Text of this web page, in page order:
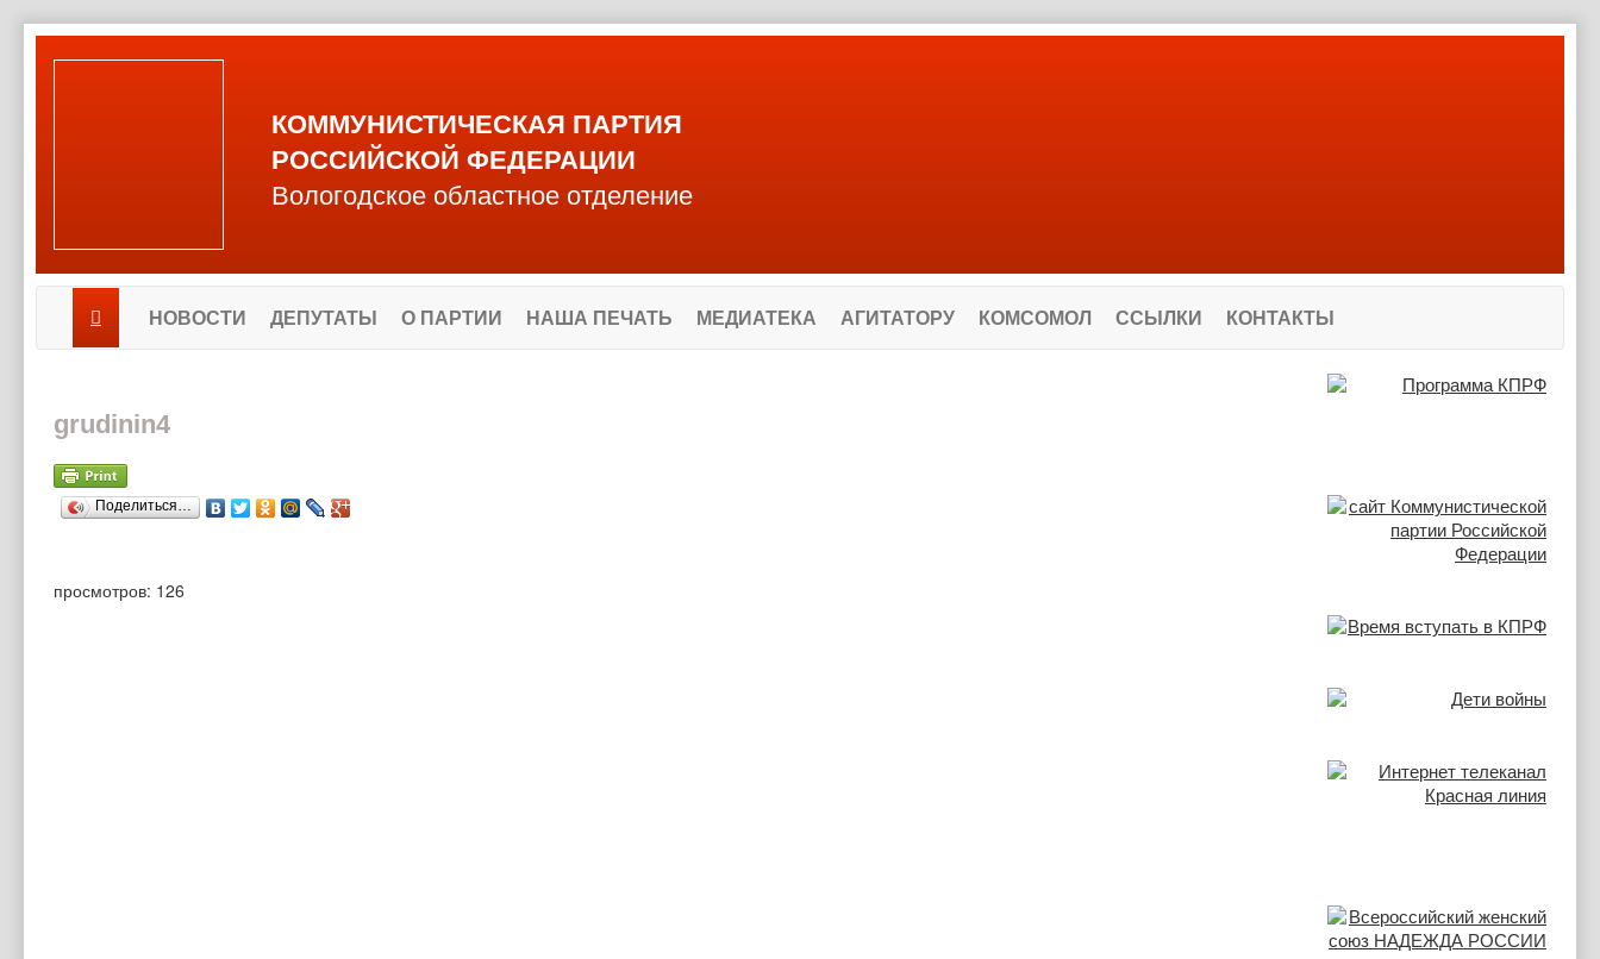
КОММУНИСТИЧЕСКАЯ ПАРТИЯ
РОССИЙСКОЙ ФЕДЕРАЦИИ
Вологодское областное отделение
НОВОСТИ ДЕПУТАТЫ О ПАРТИИ НАША ПЕЧАТЬ МЕДИАТЕКА АГИТАТОРУ КОМСОМОЛ ССЫЛКИ КОНТАКТЫ
grudinin4
Поделиться…
просмотров: 126